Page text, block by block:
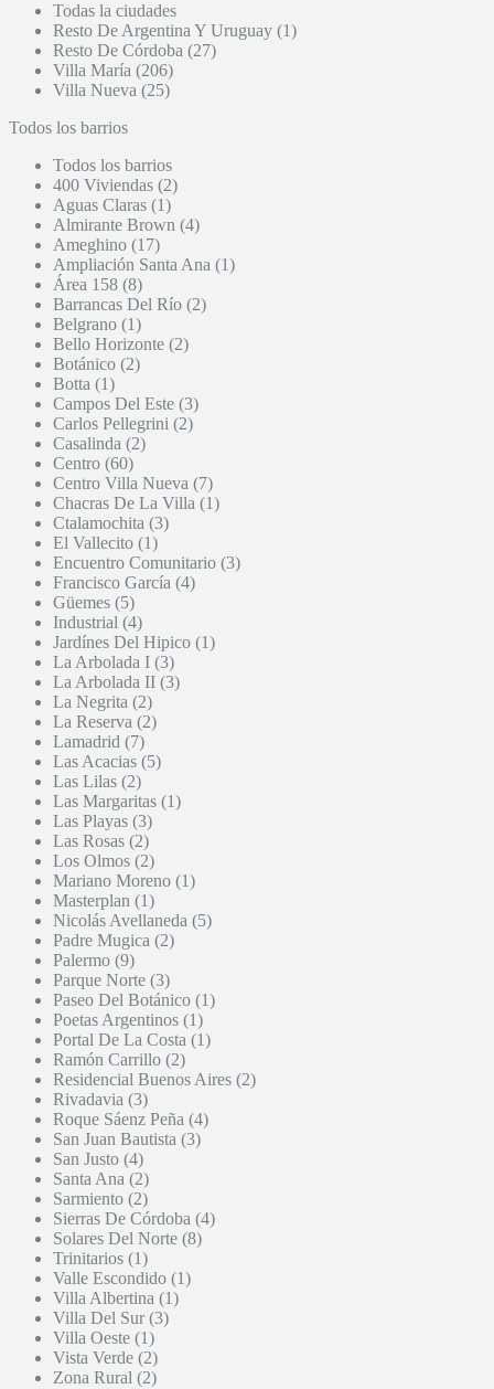
Todas la ciudades
Resto De Argentina Y Uruguay (1)
Resto De Córdoba (27)
Villa María (206)
Villa Nueva (25)
Todos los barrios
Todos los barrios
400 Viviendas (2)
Aguas Claras (1)
Almirante Brown (4)
Ameghino (17)
Ampliación Santa Ana (1)
Área 158 (8)
Barrancas Del Río (2)
Belgrano (1)
Bello Horizonte (2)
Botánico (2)
Botta (1)
Campos Del Este (3)
Carlos Pellegrini (2)
Casalinda (2)
Centro (60)
Centro Villa Nueva (7)
Chacras De La Villa (1)
Ctalamochita (3)
El Vallecito (1)
Encuentro Comunitario (3)
Francisco García (4)
Güemes (5)
Industrial (4)
Jardínes Del Hipico (1)
La Arbolada I (3)
La Arbolada II (3)
La Negrita (2)
La Reserva (2)
Lamadrid (7)
Las Acacias (5)
Las Lilas (2)
Las Margaritas (1)
Las Playas (3)
Las Rosas (2)
Los Olmos (2)
Mariano Moreno (1)
Masterplan (1)
Nicolás Avellaneda (5)
Padre Mugica (2)
Palermo (9)
Parque Norte (3)
Paseo Del Botánico (1)
Poetas Argentinos (1)
Portal De La Costa (1)
Ramón Carrillo (2)
Residencial Buenos Aires (2)
Rivadavia (3)
Roque Sáenz Peña (4)
San Juan Bautista (3)
San Justo (4)
Santa Ana (2)
Sarmiento (2)
Sierras De Córdoba (4)
Solares Del Norte (8)
Trinitarios (1)
Valle Escondido (1)
Villa Albertina (1)
Villa Del Sur (3)
Villa Oeste (1)
Vista Verde (2)
Zona Rural (2)